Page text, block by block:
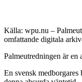
Källa: wpu.nu –
omfattande digitala
Palmeutredningen är en
En svensk